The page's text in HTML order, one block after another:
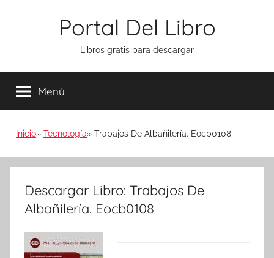
Portal Del Libro
Libros gratis para descargar
Menú
Inicio Tecnología Trabajos De Albañilería. Eocb0108
Descargar Libro: Trabajos De
Albañilería. Eocb0108